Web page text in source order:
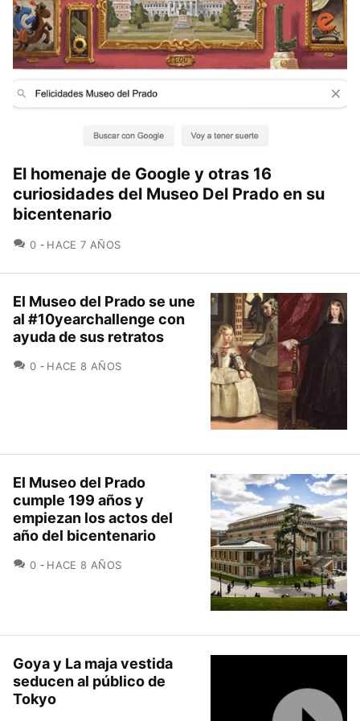
El homenaje de Google y otras 16
curiosidades del Museo Del Prado en su
bicentenario
0 COMENTARIOS
HACE 7 AÑOS
El Museo del Prado se une
al #10yearchallenge con
ayuda de sus retratos
0 COMENTARIOS
HACE 8 AÑOS
El Museo del Prado
cumple 199 años y
empiezan los actos del
año del bicentenario
0 COMENTARIOS
HACE 8 AÑOS
Goya y La maja vestida
seducen al público de
Tokyo